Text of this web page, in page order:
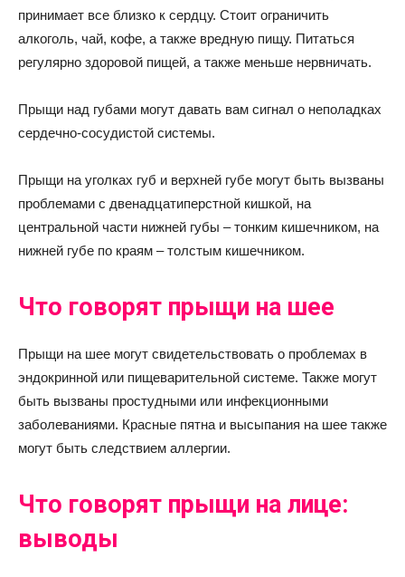
принимает все близко к сердцу. Стоит ограничить
алкоголь, чай, кофе, а также вредную пищу. Питаться
регулярно здоровой пищей, а также меньше нервничать.
Прыщи над губами могут давать вам сигнал о неполадках
сердечно-сосудистой системы.
Прыщи на уголках губ и верхней губе могут быть вызваны
проблемами с двенадцатиперстной кишкой, на
центральной части нижней губы – тонким кишечником, на
нижней губе по краям – толстым кишечником.
Что говорят прыщи на шее
Прыщи на шее могут свидетельствовать о проблемах в
эндокринной или пищеварительной системе. Также могут
быть вызваны простудными или инфекционными
заболеваниями. Красные пятна и высыпания на шее также
могут быть следствием аллергии.
Что говорят прыщи на лице:
выводы